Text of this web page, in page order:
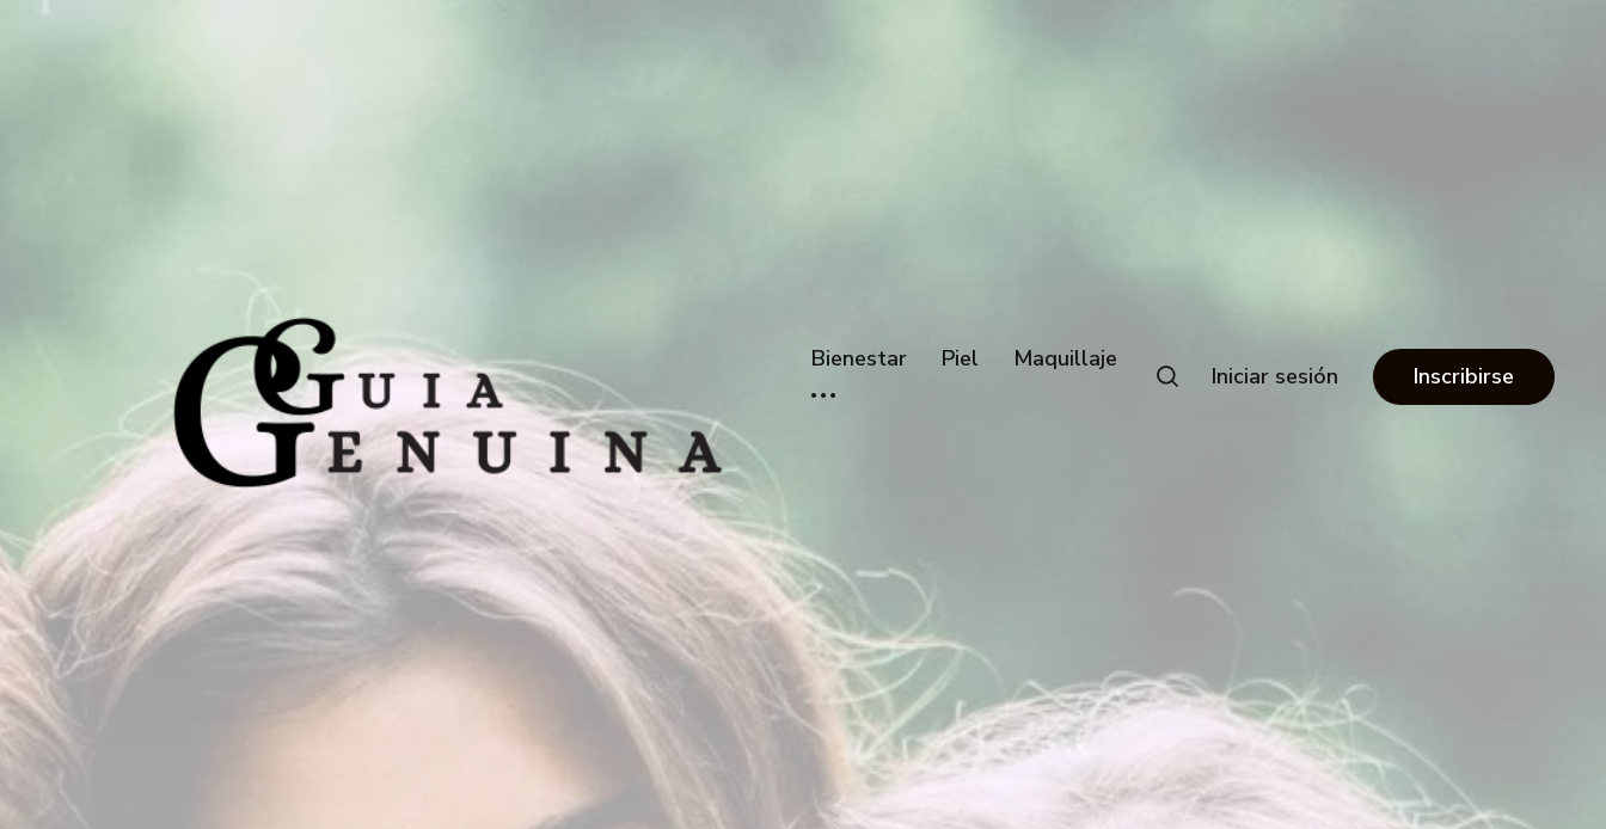
Bienestar Piel Maquillaje
Iniciar sesión Inscribirse